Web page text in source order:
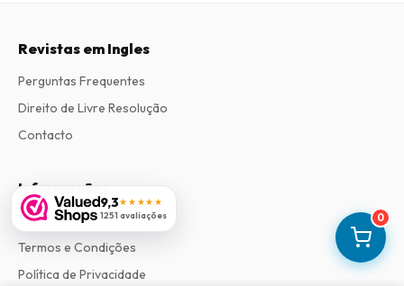
0
9,3★★★★★
1251 avaliações
Revistas em Ingles
Perguntas Frequentes
Direito de Livre Resolução
Contacto
Informações
Sobre Nós
Termos e Condições
Política de Privacidade